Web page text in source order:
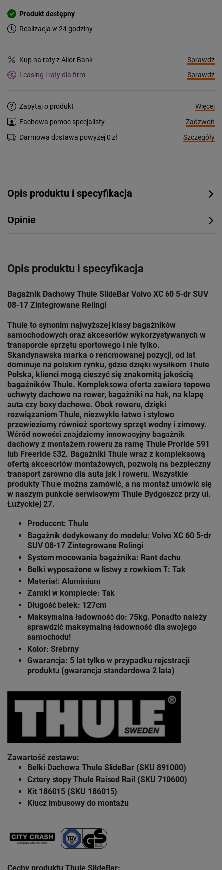
Produkt dostępny
Realizacja w 24 godziny
Kup na raty z Alior Bank
Sprawdź
Leasing i raty dla firm
Sprawdź
Zapytaj o produkt
Więcej
Fachowa pomoc specjalisty
Zadzwoń
Darmowa dostawa powyżej 0 zł
Szczegóły
Opis produktu i specyfikacja
Opinie
Opis produktu i specyfikacja
Bagażnik Dachowy Thule SlideBar Volvo XC 60 5-dr SUV
08-17 Zintegrowane Relingi
Thule to synonim najwyższej klasy bagażników
samochodowych oraz akcesoriów wykorzystywanych w
transporcie sprzętu sportowego i nie tylko.
Skandynawska marka o renomowanej pozycji, od lat
dominuje na polskim rynku, gdzie dzięki wysiłkom Thule
Polska, klienci mogą cieszyć się znakomitą jakością
bagażników Thule. Kompleksowa oferta zawiera topowe
uchwyty dachowe na rower, bagażniki na hak, na klapę
auta czy boxy dachowe. Obok roweru, dzięki
rozwiązaniom Thule, niezwykle łatwo i stylowo
przewieziemy również sportowy sprzęt wodny i zimowy.
Wśród nowości znajdziemy innowacyjny bagażnik
dachowy z montażem roweru za ramę Thule Proride 591
lub Freeride 532. Bagażniki Thule wraz z kompleksową
ofertą akcesoriów montażowych, pozwolą na bezpieczny
transport zarówno dla auta jak i roweru. Wszystkie
produkty Thule można zamówić, a na montaż umówić się
w naszym punkcie serwisowym Thule Bydgoszcz przy ul.
Łużyckiej 27.
Producent: Thule
Bagażnik dedykowany do modelu: Volvo XC 60 5-dr
SUV 08-17 Zintegrowane Relingi
System mocowania bagażnika: Rant dachu
Belki wyposażone w listwy z rowkiem T: Tak
Materiał: Aluminium
Zamki w komplecie: Tak
Długość belek: 127cm
Maksymalna ładowność do: 75kg. Ponadto należy
sprawdzić maksymalną ładowność dla swojego
samochodu!
Kolor: Srebrny
Gwarancja: 5 lat tylko w przypadku rejestracji
produktu (gwarancja standardowa 2 lata)
Zawartość zestawu:
Belki Dachowa Thule SlideBar (SKU 891000)
Cztery stopy Thule Raised Rail (SKU 710600)
Kit 186015 (SKU 186015)
Klucz imbusowy do montażu
Cechy produktu Thule SlideBar: